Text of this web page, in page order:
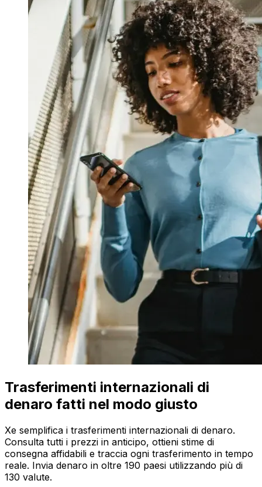
Trasferimenti internazionali di
denaro fatti nel modo giusto
Xe semplifica i trasferimenti internazionali di denaro.
Consulta tutti i prezzi in anticipo, ottieni stime di
consegna affidabili e traccia ogni trasferimento in tempo
reale. Invia denaro in oltre 190 paesi utilizzando più di
130 valute.